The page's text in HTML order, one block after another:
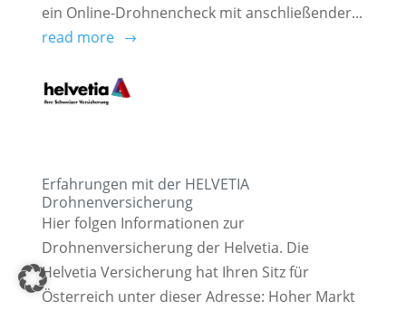
ein Online-Drohnencheck mit anschließender...
read more
Erfahrungen mit der HELVETIA
Drohnenversicherung
Hier folgen Informationen zur
Drohnenversicherung der Helvetia. Die
Helvetia Versicherung hat Ihren Sitz für
Österreich unter dieser Adresse: Hoher Markt